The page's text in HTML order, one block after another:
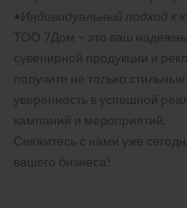
•Индивидуальный подход к
ТОО 7Дом – это ваш
сувенирной продукции и
получите не только
уверенность в успешной
кампаний и мероприятий.
Свяжитесь с нами уже
вашего бизнеса!